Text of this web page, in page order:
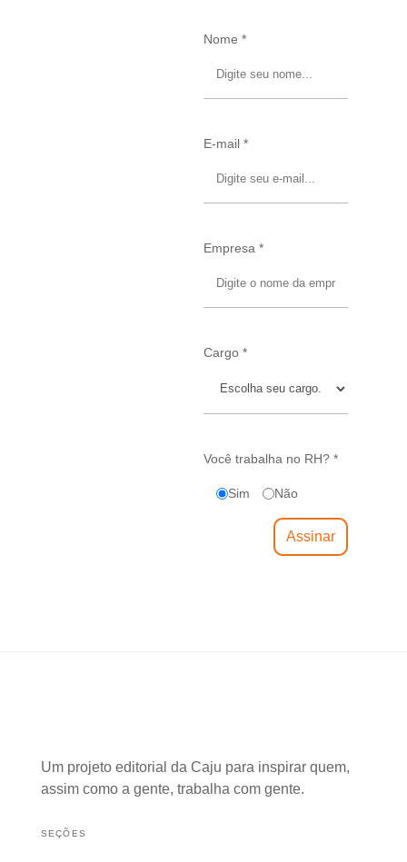
Nome *
E-mail *
Empresa *
Cargo *
Você trabalha no RH? *
Sim Não
Um projeto editorial da Caju para inspirar quem,
assim como a gente, trabalha com gente.
SEÇÕES